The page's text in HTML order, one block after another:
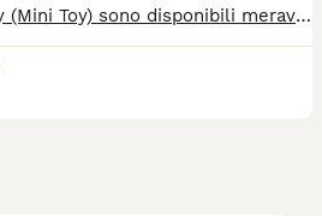
Cuccioli di Yorkshire Toy (Mini Toy) sono disponibili meravigliosi cuccioli di Yorkshire, nati in casa, trattati contro i parassiti, vaccinati, dotati di microchip e iscrizione anagrafica canina. Prima della consegna i cuccioli di York saranno visitati dal Dottore Veterinario